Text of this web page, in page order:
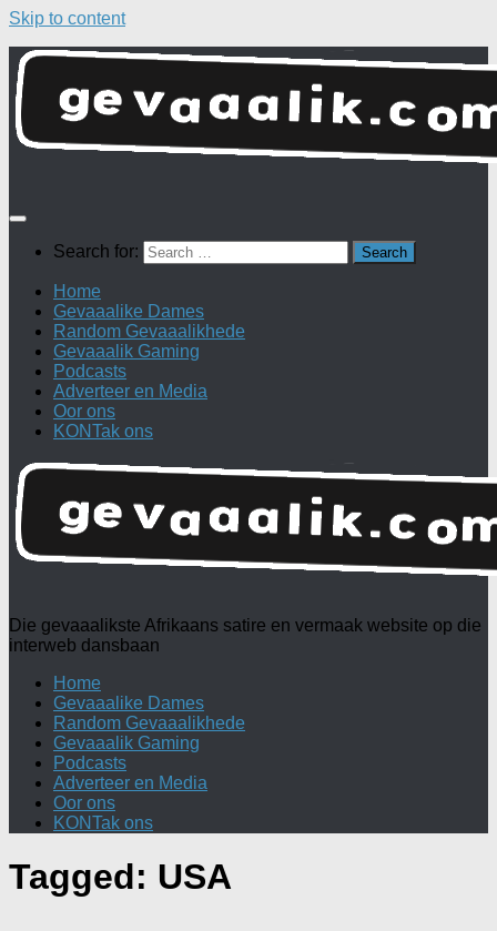
Skip to content
Search for:
Home
Gevaaalike Dames
Random Gevaaalikhede
Gevaaalik Gaming
Podcasts
Adverteer en Media
Oor ons
KONTak ons
Die gevaaalikste Afrikaans satire en vermaak website op die
interweb dansbaan
Home
Gevaaalike Dames
Random Gevaaalikhede
Gevaaalik Gaming
Podcasts
Adverteer en Media
Oor ons
KONTak ons
Tagged: USA